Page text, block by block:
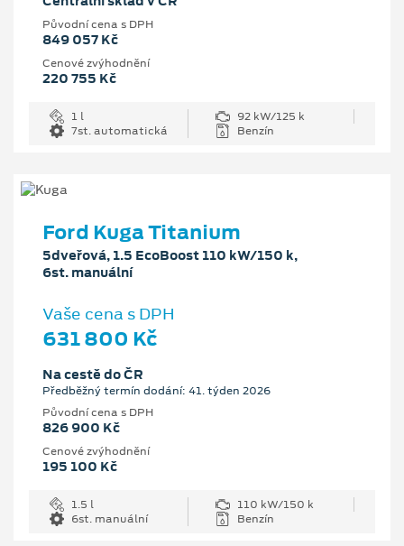
Původní cena s DPH
849 057 Kč
Cenové zvýhodnění
220 755 Kč
1 l
92 kW/125 k
7st. automatická
Benzín
Ford Kuga Titanium
5dveřová, 1.5 EcoBoost 110 kW/150 k,
6st. manuální
Vaše cena s DPH
631 800 Kč
Na cestě do ČR
Předběžný termín dodání: 41. týden 2026
Původní cena s DPH
826 900 Kč
Cenové zvýhodnění
195 100 Kč
1.5 l
110 kW/150 k
6st. manuální
Benzín